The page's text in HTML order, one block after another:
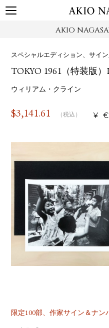
AKIO
スペシャルエディション、サイン
TOKYO 1961（特装版）
ウィリアム・クライン
$3,141.61 （税込） ¥ €
限定100部、作家サイン＆ナン
TOP
ONLINE
PUBLISHING
INSTAGRAM
GALLERY
PUBLISHING
TWITTER
FACEBOOK
YOUTUBE